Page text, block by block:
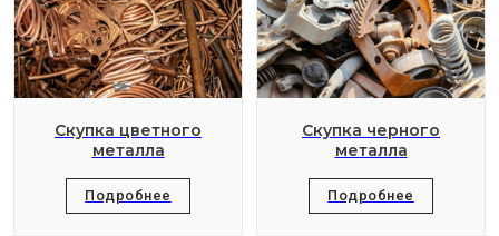
Скупка цветного
металла
Подробнее
Скупка черного
металла
Подробнее